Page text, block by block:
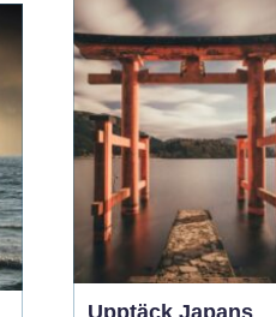
surf, sol och nya möten
kan vara just den
upplevelse som fyller
p&ar...
Upptäck Japans